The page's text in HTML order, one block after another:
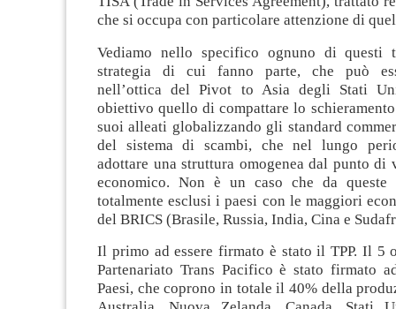
che si occupa con particolare attenzione di
Vediamo nello specifico ognuno di
strategia di cui fanno parte, che può
nell’ottica del Pivot to Asia degli Stati
obiettivo quello di compattare lo
suoi alleati globalizzando gli standard
del sistema di scambi, che nel lungo
adottare una struttura omogenea dal punto di
economico. Non è un caso che da queste
totalmente esclusi i paesi con le maggiori
del BRICS (Brasile, Russia, India, Cina e
Il primo ad essere firmato è stato il TPP. Il 5
Partenariato Trans Pacifico è stato firmato
Paesi, che coprono in totale il 40% della